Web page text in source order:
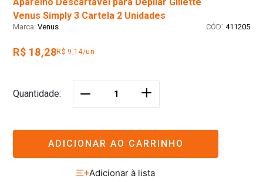
Aparelho Descartável para Depilar Gillette
Venus Simply 3 Cartela 2 Unidades
Venus : 411205
R$ 18,28R$ 9,14/un
Quantidade ＋
ADICIONAR AO CARRINHO